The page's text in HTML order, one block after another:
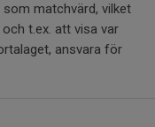
matchvärd, vilket
t.ex. att visa var
ansvara för